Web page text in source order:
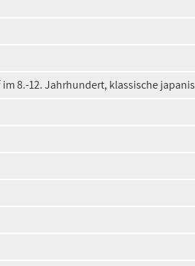
8.-12. Jahrhundert, klassische